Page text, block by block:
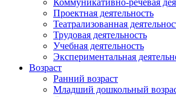
Проектная деятельность
Театрализованная
Трудовая деятельность
Учебная деятельность
Экспериментальная
Возраст
Ранний возраст
Младший дошкольный